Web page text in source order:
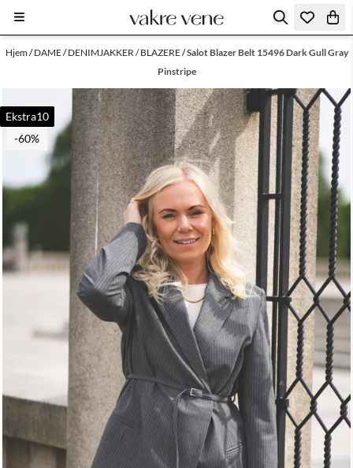
Hopp til innhold
Hjem/DAME/DENIMJAKKER / BLAZERE/Salot Blazer Belt 15496 Dark Gull Gray
Pinstripe
Ekstra10
-60%